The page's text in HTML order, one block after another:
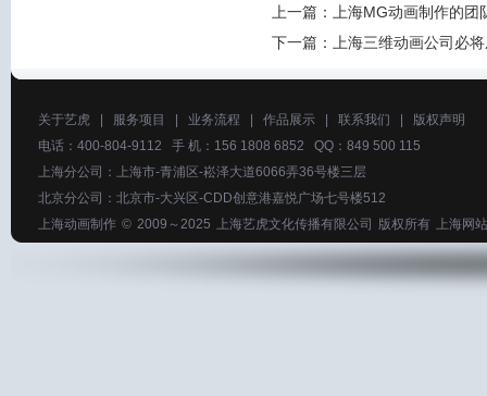
上一篇：
上海MG动画制作的
下一篇：
上海三维动画公司必
关于艺虎 服务项目 业务流程 作品展示 联系我们
版权声明
电话：400-804-9112 手 机：156 1808 6852 QQ：849 500 115
上海分公司：上海市-青浦区-崧泽大道6066弄36号楼三层
北京分公司：北京市-大兴区-CDD创意港嘉悦广场七号楼512
上海动画制作 © 2009～2025 上海艺虎文化传播有限公司 版权所有 上海网